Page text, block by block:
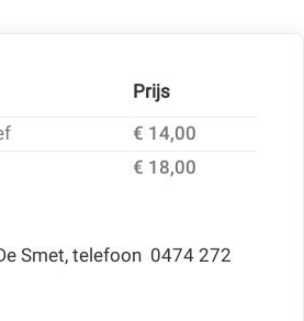
Prijs
€ 14,00
€ 18,00
Smet, telefoon 0474 272